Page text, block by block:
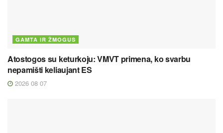
GAMTA IR ŽMOGUS
Atostogos su keturkoju: VMVT primena, ko svarbu
nepamišti keliaujant ES
2026 08 07